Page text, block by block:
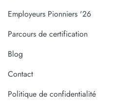
Employeurs Pionniers '26
Parcours de certification
Blog
Contact
Politique de confidentialité